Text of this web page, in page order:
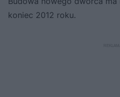
koniec 2012 roku.